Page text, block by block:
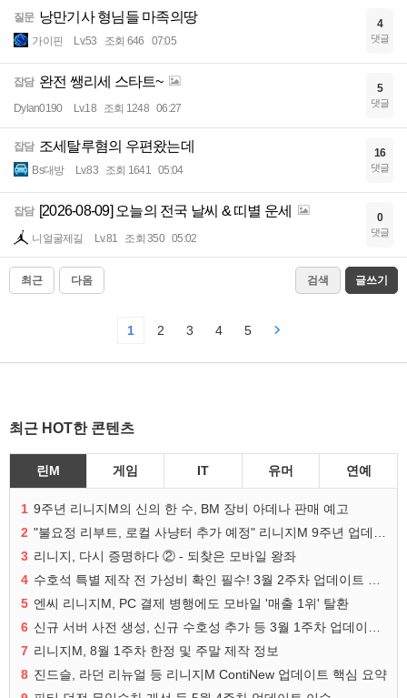
질문 낭만기사 형님들 마족의땅
가이핀 Lv.53 조회 646 07:05
4
댓글
잡담 완전 쌩리세 스타트~
Dylan0190 Lv.18 조회 1248 06:27
5
댓글
잡담 조세탈루혐의 우편왔는데
Bs대방 Lv.83 조회 1641 05:04
16
댓글
잡담 [2026-08-09] 오늘의 전국 날씨 & 띠별 운세
니얼굴제길 Lv.81 조회 350 05:02
0
댓글
최근 다음 검색 글쓰기
1 2 3 4 5
최근 HOT한 콘텐츠
린M 게임 IT 유머 연예
1 9주년 리니지M의 신의 한 수, BM 장비 아데나 판매 예고
2
3 리니지, 다시 증명하다 ② - 되찾은 모바일 왕좌
4
5 엔씨 리니지M, PC 결제 병행에도 모바일 '매출 1위' 탈환
6
7 리니지M, 8월 1주차 한정 및 주말 제작 정보
8 진드슬, 라던 리뉴얼 등 리니지M ContiNew 업데이트 핵심 요약